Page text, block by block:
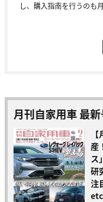
し、購入指南を行うのも
月刊自家用車 最新
産
ス
研
注